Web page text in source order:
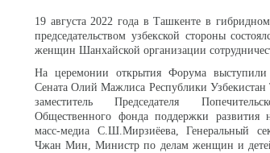
19 августа 2022 года в Ташкенте в
председательством узбекской стороны
женщин Шанхайской организации
На церемонии открытия Форума выступили
Сената Олий Мажлиса Республики Узбекистан
заместитель Председателя
Общественного фонда поддержки развития
масс-медиа С.Ш.Мирзиёева, Генеральный
Чжан Мин, Министр по делам женщин и